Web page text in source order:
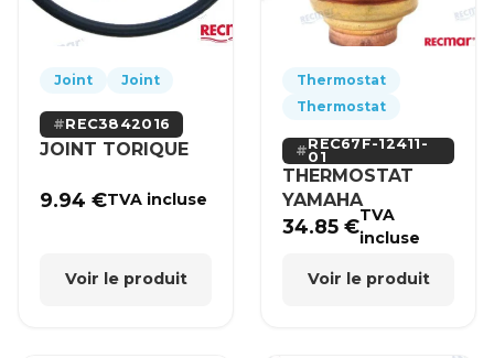
Joint Joint
REC3842016
JOINT TORIQUE
9.94€TVA incluse
Voir le produit
Thermostat
Thermostat
REC67F-12411-
01
THERMOSTAT
YAMAHA
34.85€TVA
incluse
Voir le produit